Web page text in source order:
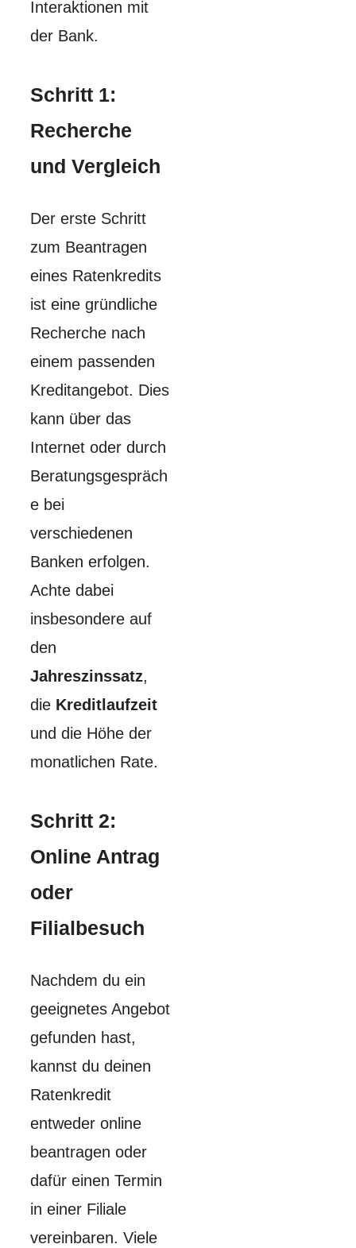
Interaktionen mit
der Bank.
Schritt 1:
Recherche
und Vergleich
Der erste Schritt
zum Beantragen
eines Ratenkredits
ist eine gründliche
Recherche nach
einem passenden
Kreditangebot. Dies
kann über das
Internet oder durch
Beratungsgespräch
e bei
verschiedenen
Banken erfolgen.
Achte dabei
insbesondere auf
den
Jahreszinssatz,
die Kreditlaufzeit
und die Höhe der
monatlichen Rate.
Schritt 2:
Online Antrag
oder
Filialbesuch
Nachdem du ein
geeignetes Angebot
gefunden hast,
kannst du deinen
Ratenkredit
entweder online
beantragen oder
dafür einen Termin
in einer Filiale
vereinbaren. Viele